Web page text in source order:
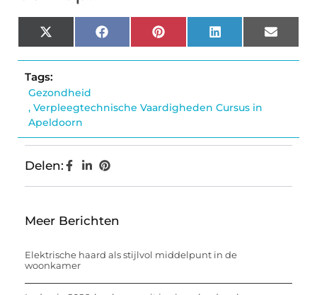
X
(Twitter)
FacebookPinterestLinkedIn Email
Tags:
Gezondheid
, Verpleegtechnische Vaardigheden Cursus in
Apeldoorn
Delen:
Meer Berichten
Elektrische haard als stijlvol middelpunt in de
woonkamer